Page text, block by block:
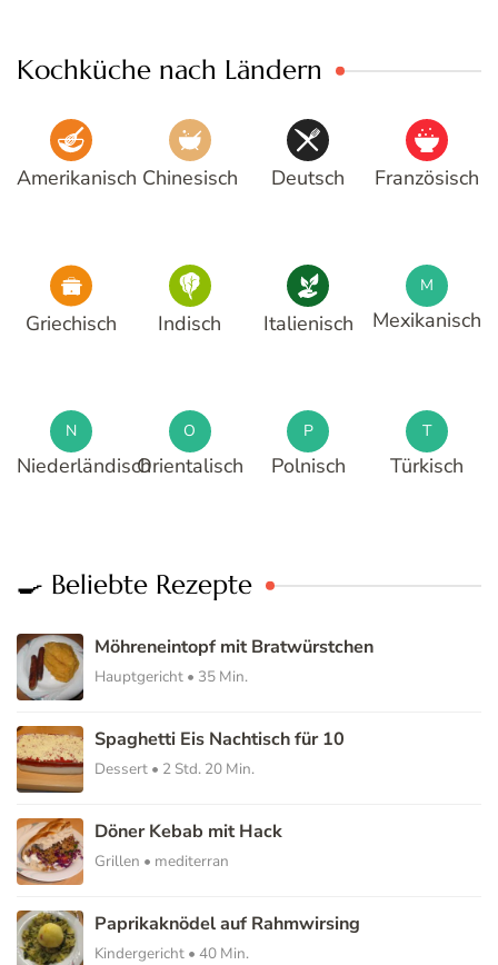
Kochküche nach Ländern
Amerikanisch Chinesisch Deutsch Französisch
Griechisch Indisch Italienisch
M
Mexikanisch
N
Niederländisch
O
Orientalisch
P
Polnisch
T
Türkisch
🍳 Beliebte Rezepte
Möhreneintopf mit Bratwürstchen
Hauptgericht • 35 Min.
Spaghetti Eis Nachtisch für 10
Dessert • 2 Std. 20 Min.
Döner Kebab mit Hack
Grillen • mediterran
Paprikaknödel auf Rahmwirsing
Kindergericht • 40 Min.